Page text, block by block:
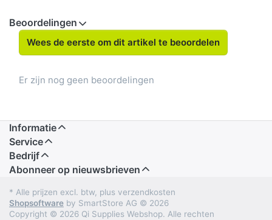
Beoordelingen
Wees de eerste om dit artikel te beoordelen
Er zijn nog geen beoordelingen
Informatie
Service
Bedrijf
Abonneer op nieuwsbrieven
* Alle prijzen excl. btw, plus verzendkosten
Shopsoftware by SmartStore AG © 2026
Copyright © 2026 Qi Supplies Webshop. Alle rechten